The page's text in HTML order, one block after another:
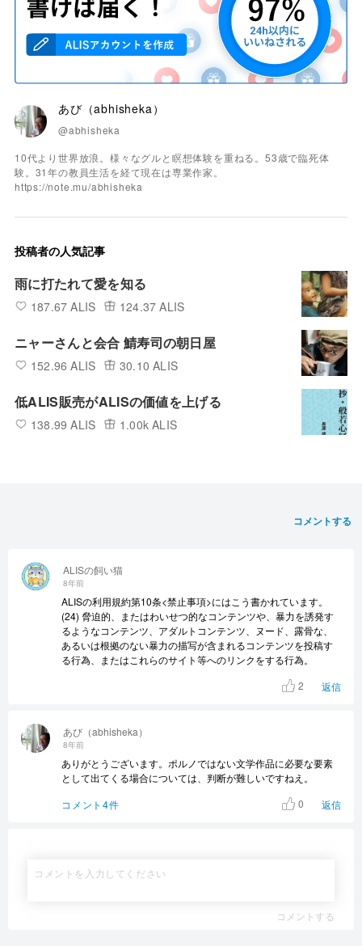
あび（abhisheka）
@abhisheka
10代より世界放浪。様々なグルと瞑想体験を重ねる。53歳で臨死体
験。31年の教員生活を経て現在は専業作家。
https://note.mu/abhisheka
投稿者の人気記事
雨に打たれて愛を知る
187.67 ALIS 124.37 ALIS
ニャーさんと会合 鯖寿司の朝日屋
152.96 ALIS 30.10 ALIS
低ALIS販売がALISの価値を上げる
138.99 ALIS 1.00k ALIS
コメントする
あび（abhisheka）
8年前
ありがとうございます。ポルノではない文学作品に必要な要素
として出てくる場合については、判断が難しいですねえ。
コメント4件
0 返信
ALISの飼い猫
8年前
ALISの利用規約第10条<禁止事項>にはこう書かれています。
(24) 脅迫的、またはわいせつ的なコンテンツや、暴力を誘発す
るようなコンテンツ、アダルトコンテンツ、ヌード、露骨な、
あるいは根拠のない暴力の描写が含まれるコンテンツを投稿す
る行為、またはこれらのサイト等へのリンクをする行為。
2
返信
コメントする